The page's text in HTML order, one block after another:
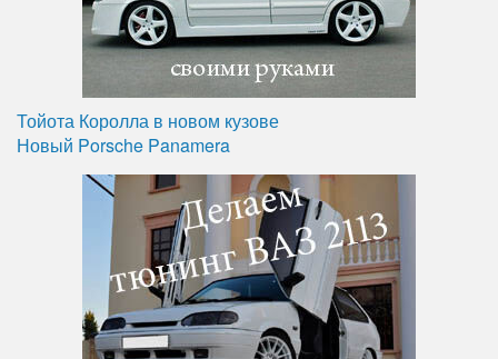
Тойота Королла в новом кузове
Новый Porsche Panamera